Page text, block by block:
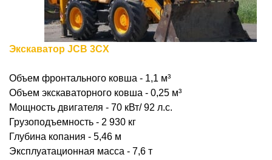
Экскаватор JCB 3CX
Объем фронтального ковша - 1,1 м³
Объем экскаваторного ковша - 0,25 м³
Мощность двигателя - 70 кВт/ 92 л.с.
Грузоподъемность - 2 930 кг
Глубина копания - 5,46 м
Эксплуатационная масса - 7,6 т